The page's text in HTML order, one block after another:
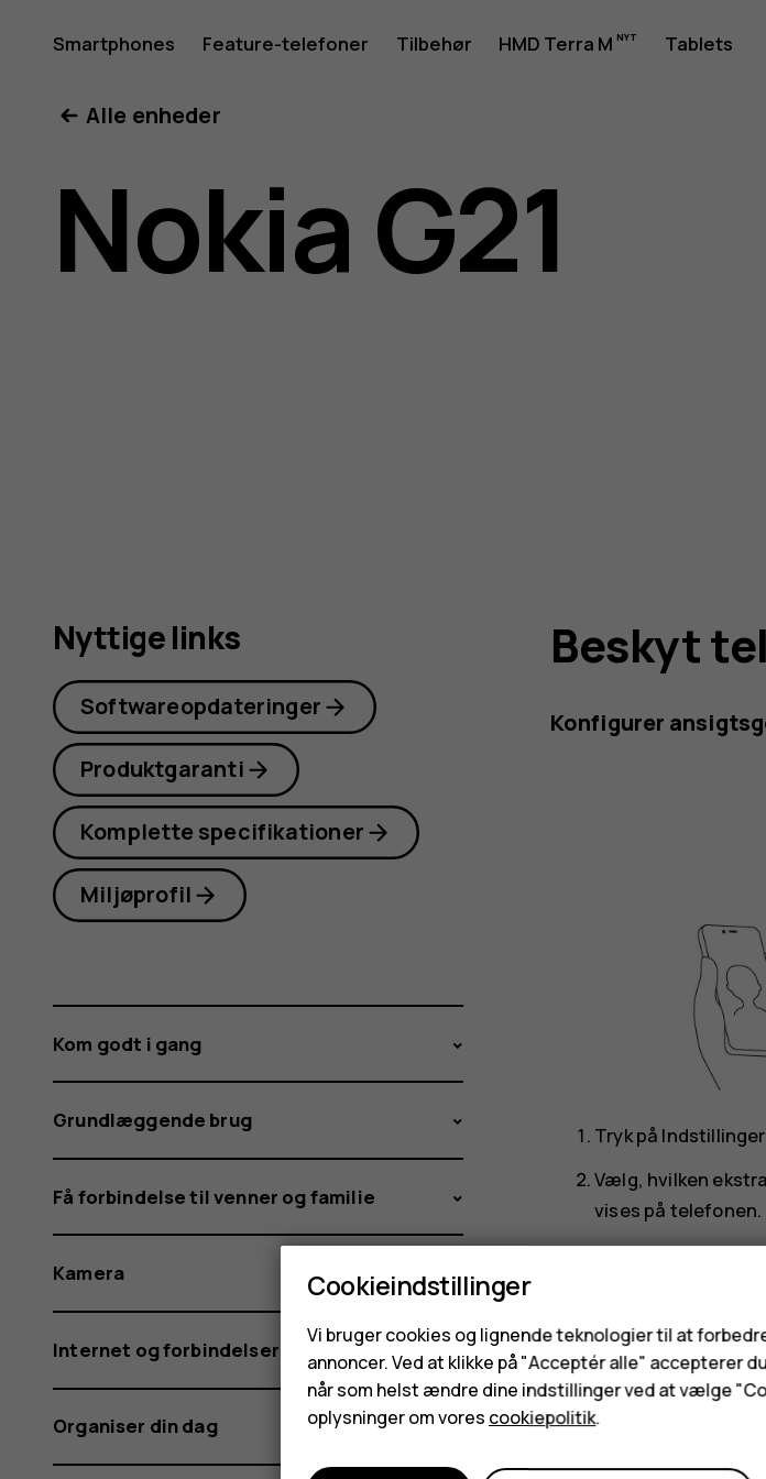
til
Nokia
Smartphones Feature-telefoner Tilbehør HMD Terra M Tablets
Alle enheder
Nokia G21
Beskyt
Konfigurer
Tryk på Indstillinger
Vælg, hvilken
vises på telefonen.
Hold øjnene åbne, og
Bemærk: Brug af
mønster eller en
Ansigtslåsen
Nyttige links
Softwareopdateringer
Produktgaranti
Komplette specifikationer
Miljøprofil
Kom godt i gang
Grundlæggende brug
Få forbindelse til venner og familie
Kamera
Internet og forbindelser
Organiser din dag
Cookieindstillinger
Vi bruger cookies og lignende teknologier til at
annoncer. Ved at klikke på "Acceptér alle" accepterer
når som helst ændre dine indstillinger ved at vælge
oplysninger om vores cookiepolitik.